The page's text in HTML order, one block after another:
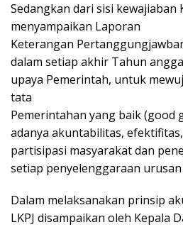
Sedangkan dari sisi kewajiaban
menyampaikan Laporan
Keterangan
dalam setiap akhir Tahun
upaya Pemerintah, untuk
tata
Pemerintahan yang baik (good
adanya akuntabilitas,
partisipasi masyarakat dan
setiap penyelenggaraan
Dalam melaksanakan prinsip
LKPJ disampaikan oleh Kepala